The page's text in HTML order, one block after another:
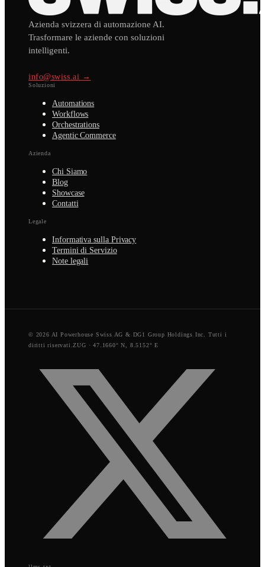
Azienda svizzera di automazione AI.
Trasformare le aziende con soluzioni
intelligenti.
info@swiss.ai →
Soluzioni
Automations
Workflows
Orchestrations
Agentic Commerce
Azienda
Chi Siamo
Blog
Showcase
Contatti
Legale
Informativa sulla Privacy
Termini di Servizio
Note legali
© 2026 AI Powerhouse Swiss AG & DG1 Group Holdings Inc. Tutti i
diritti riservati.ZUG · 47.1660° N, 8.5152° E